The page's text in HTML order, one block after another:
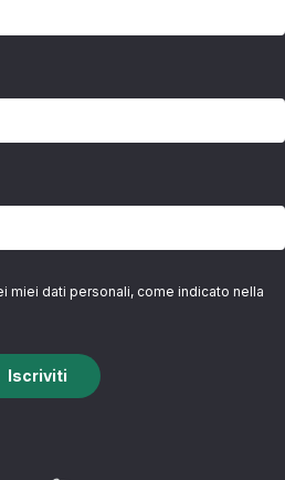
miei dati personali, come indicato nella
Iscriviti